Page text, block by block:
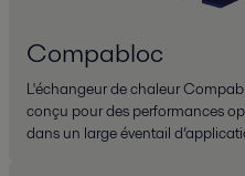
Compabloc
L'échangeur de chaleur
conçu pour des performances
dans un large éventail